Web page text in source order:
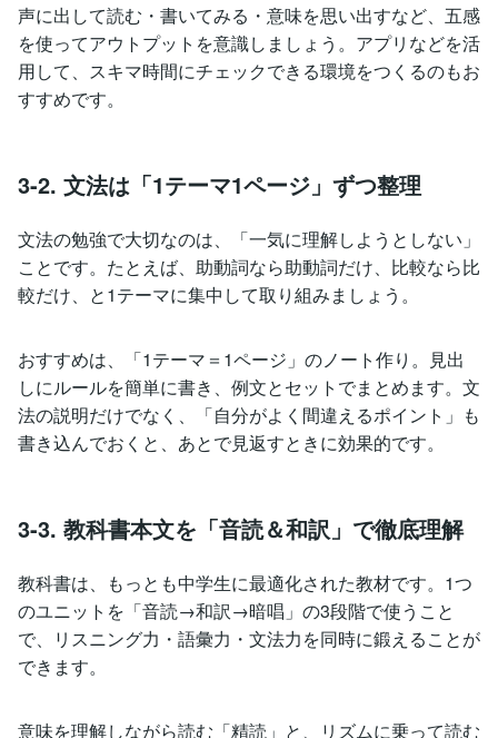
声に出して読む・書いてみる・意味を思い出すなど、五感
を使ってアウトプットを意識しましょう。アプリなどを活
用して、スキマ時間にチェックできる環境をつくるのもお
すすめです。
3-2. 文法は「1テーマ1ページ」ずつ整理
文法の勉強で大切なのは、「一気に理解しようとしない」
ことです。たとえば、助動詞なら助動詞だけ、比較なら比
較だけ、と1テーマに集中して取り組みましょう。
おすすめは、「1テーマ＝1ページ」のノート作り。見出
しにルールを簡単に書き、例文とセットでまとめます。文
法の説明だけでなく、「自分がよく間違えるポイント」も
書き込んでおくと、あとで見返すときに効果的です。
3-3. 教科書本文を「音読＆和訳」で徹底理解
教科書は、もっとも中学生に最適化された教材です。1つ
のユニットを「音読→和訳→暗唱」の3段階で使うこと
で、リスニング力・語彙力・文法力を同時に鍛えることが
できます。
意味を理解しながら読む「精読」と、リズムに乗って読む